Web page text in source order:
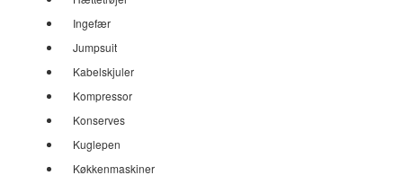
Ingefær
Jumpsuit
Kabelskjuler
Kompressor
Konserves
Kuglepen
Køkkenmaskiner